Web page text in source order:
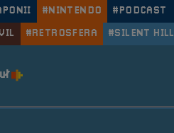
#NINTENDO #PODCAST
#RETROSFERA #SILENT HILL
o tytule POGADUCHY #22